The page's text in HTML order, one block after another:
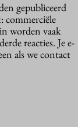
gepubliceerd
commerciële
worden vaak
reacties. Je e-
als we contact